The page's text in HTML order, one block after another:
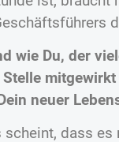
wie Du, der
neuer
scheint, dass es